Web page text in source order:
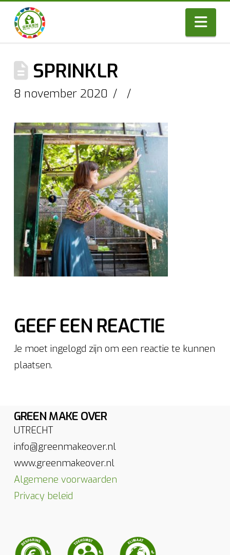
SPRINKLR
8 november 2020
GEEF EEN REACTIE
Je moet ingelogd zijn om een reactie te kunnen
plaatsen.
GREEN MAKE OVER
UTRECHT
info@greenmakeover.nl
www.greenmakeover.nl
Algemene voorwaarden
Privacy beleid